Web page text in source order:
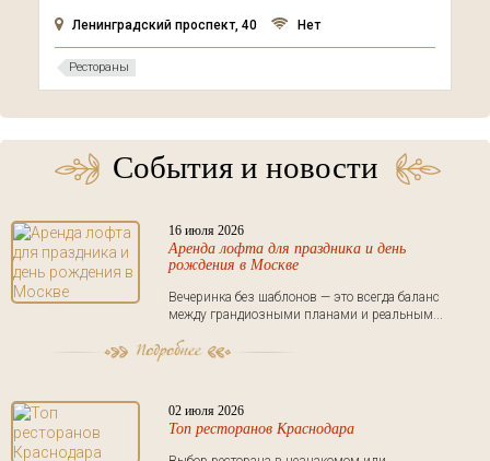
Ленинградский проспект, 40 Нет
Рестораны
События и новости
16 июля 2026
Аренда лофта для праздника и день
рождения в Москве
Вечеринка без шаблонов — это всегда баланс
между грандиозными планами и реальным...
02 июля 2026
Топ ресторанов Краснодара